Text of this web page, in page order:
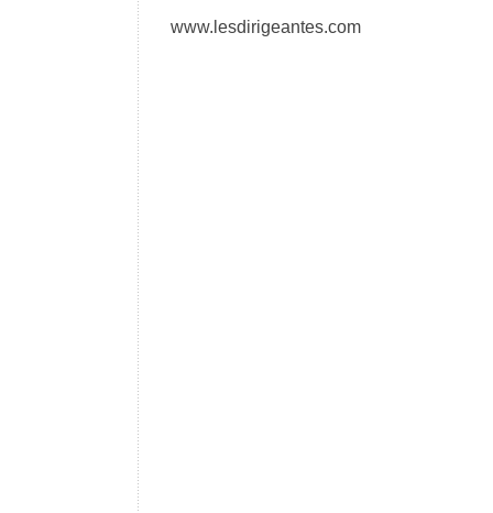
www.lesdirigeantes.com